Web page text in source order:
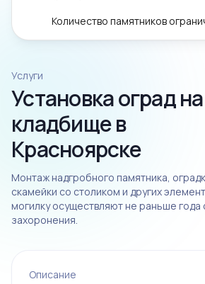
Количество памятников
Услуги
Установка оград на
кладбище в
Красноярске
Монтаж надгробного памятника,
скамейки со столиком и других
могилку осуществляют не раньше года
захоронения.
Описание